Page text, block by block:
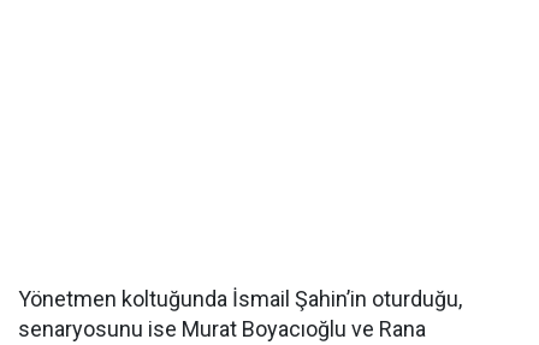
Yönetmen koltuğunda İsmail Şahin’in oturduğu,
senaryosunu ise Murat Boyacıoğlu ve Rana